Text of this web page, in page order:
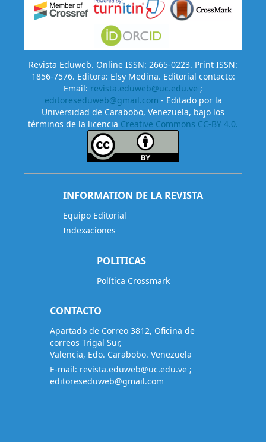
Revista Eduweb. Online ISSN: 2665-0223. Print ISSN:
1856-7576. Editora: Elsy Medina. Editorial contacto:
Email: revista.eduweb@uc.edu.ve ;
editoreseduweb@gmail.com - Editado por la
Universidad de Carabobo, Venezuela, bajo los
términos de la licencia Creative Commons CC-BY 4.0.
INFORMATION DE LA REVISTA
Equipo Editorial
Indexaciones
POLITICAS
Política Crossmark
CONTACTO
Apartado de Correo 3812, Oficina de
correos Trigal Sur,
Valencia, Edo. Carabobo. Venezuela
E-mail: revista.eduweb@uc.edu.ve ;
editoreseduweb@gmail.com